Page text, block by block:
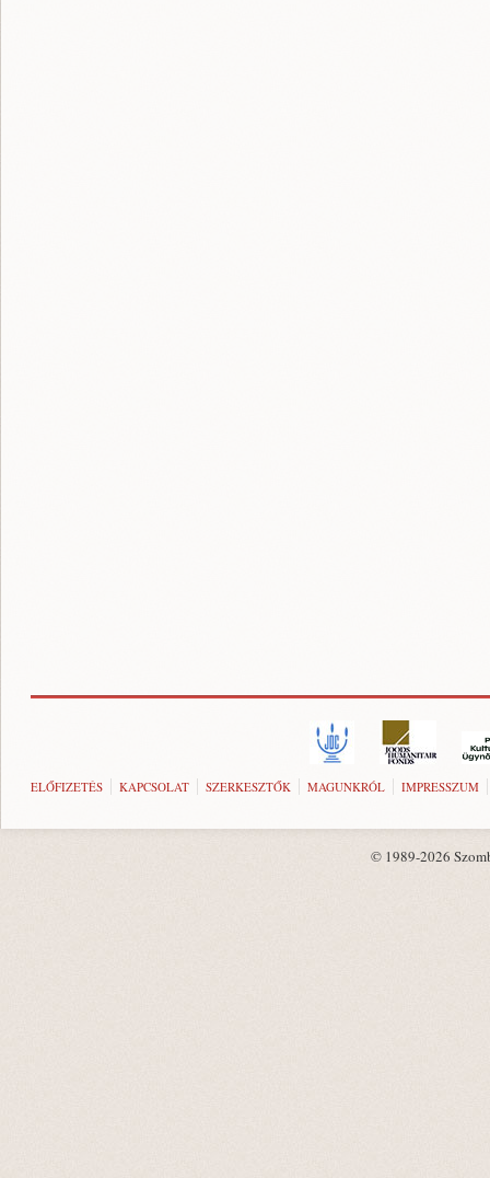
ELŐFIZETÉS KAPCSOLAT SZERKESZTŐK MAGUNKRÓL IMPRESSZUM
© 1989-2026